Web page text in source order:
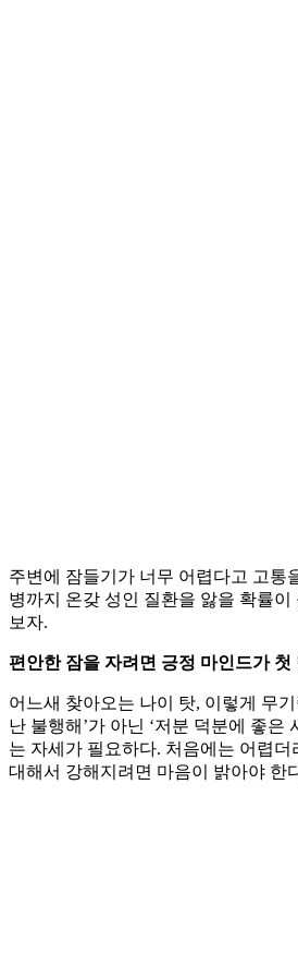
주변에 잠들기가 너무 어렵다고 고통
병까지 온갖 성인 질환을 앓을 확률
보자.
편안한 잠을 자려면 긍정 마인드가 첫
어느새 찾아오는 나이 탓, 이렇게 무
난 불행해’가 아닌 ‘저분 덕분에 좋
는 자세가 필요하다. 처음에는 어렵
대해서 강해지려면 마음이 밝아야 한